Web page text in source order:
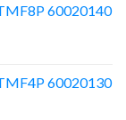
60020140
60020130